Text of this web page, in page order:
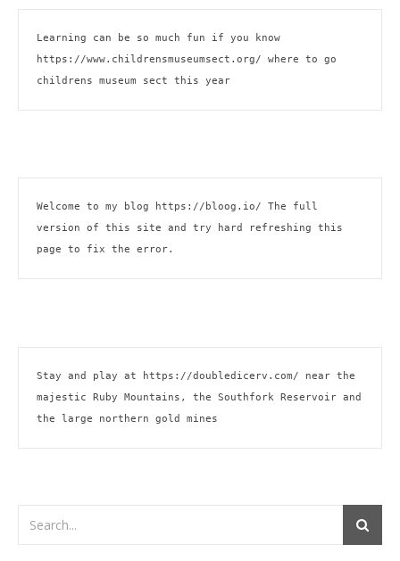
https://www.childrensmuseumsect.org/ where to go
childrens museum sect this year
Welcome to my blog https://bloog.io/ The full
version of this site and try hard refreshing this
page to fix the error.
Stay and play at https://doubledicerv.com/ near the
majestic Ruby Mountains, the Southfork Reservoir and
the large northern gold mines